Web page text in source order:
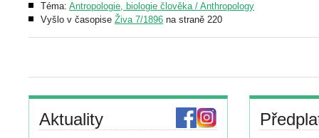
Téma: Antropologie, biologie člověka / Anthropology
Vyšlo v časopise Živa 7/1896 na straně 220
Aktuality